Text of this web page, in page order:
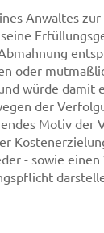
Anwaltes
oder
würde damit
der
Motiv der
- sowie